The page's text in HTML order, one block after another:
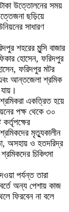
টাকা উত্তোলনের সময়
ছড়িয়ে
সাধারণ
শহরের মুন্সি বাজার
হোসেন, ফরিদপুর
ফরিদপুর মটর
আন্তজেলা শ্রমিক
একত্রিত হয়ে
পক্ষ থেকে ৩০
মৃত্যুকালীন
অসহায় ও হতদরিদ্র
চিকিৎসা
পর্যন্ত তারা
অন্য পেশায় কাজ
ফিরবেন না বলে